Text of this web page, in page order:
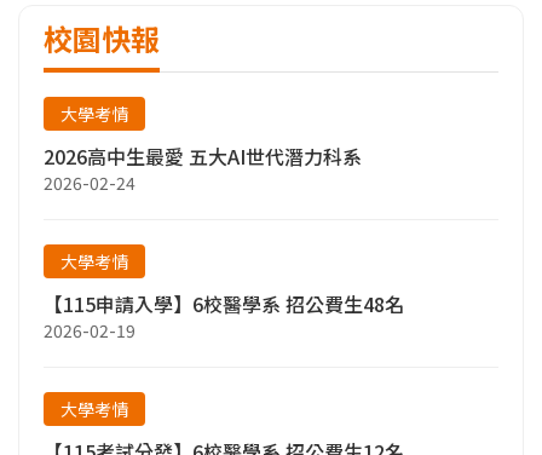
校園快報
大學考情
2026高中生最愛 五大AI世代潛力科系
2026-02-24
大學考情
【115申請入學】6校醫學系 招公費生48名
2026-02-19
大學考情